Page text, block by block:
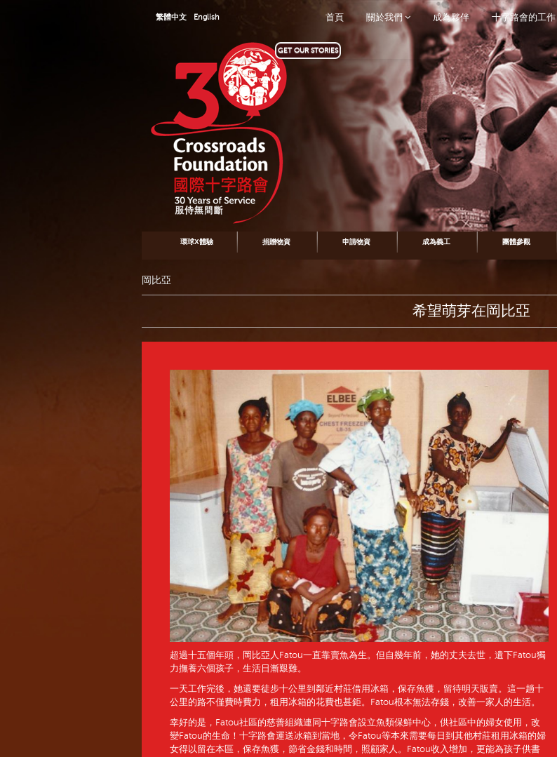
首頁 關於我們 成為夥伴 十字路會的工作
繁體中文 English
GET OUR STORIES
環球X體驗 捐贈物資 申請物資 成為義工 團體參觀
岡比亞
希望萌芽在岡比亞
超過十五個年頭，岡比亞人Fatou一直靠賣魚為生。但自幾年前，她的丈夫去世，遺下Fatou獨
力撫養六個孩子，生活日漸艱難。
一天工作完後，她還要徒步十公里到鄰近村莊借用冰箱，保存魚獲，留待明天販賣。這一趟十
公里的路不僅費時費力，租用冰箱的花費也甚鉅。Fatou根本無法存錢，改善一家人的生活。
幸好的是，Fatou社區的慈善組織連同十字路會設立魚類保鮮中心，供社區中的婦女使用，改
變Fatou的生命！十字路會運送冰箱到當地，令Fatou等本來需要每日到其他村莊租用冰箱的婦
女得以留在本區，保存魚獲，節省金錢和時間，照顧家人。Fatou收入增加，更能為孩子供書